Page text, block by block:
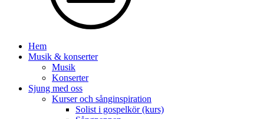
Hem
Musik & konserter
Musik
Konserter
Sjung med oss
Kurser och sånginspiration
Solist i gospelkör (kurs)